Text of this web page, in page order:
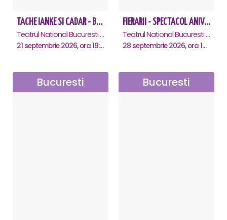
TACHE IANKE SI CADAR - Bucuresti
Teatrul National Bucuresti - Sala Ion Caramitru, Bucuresti
21 septembrie 2026, ora 19:00
FIERARII - SPECTACOL ANIVERSAR GEORGE MIHĂIȚĂ
Teatrul National Bucuresti - Sala Ion Caramitru, Bucuresti
28 septembrie 2026, ora 19:00
Bucuresti Bucuresti